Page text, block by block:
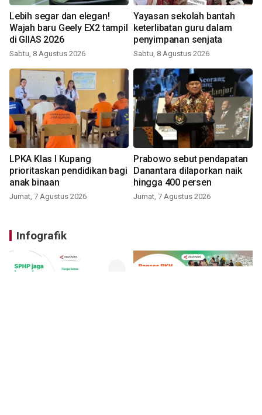
Lebih segar dan elegan!
Wajah baru Geely EX2 tampil
di GIIAS 2026
Sabtu, 8 Agustus 2026
Yayasan sekolah bantah
keterlibatan guru dalam
penyimpanan senjata
Sabtu, 8 Agustus 2026
LPKA Klas I Kupang
prioritaskan pendidikan bagi
anak binaan
Jumat, 7 Agustus 2026
Prabowo sebut pendapatan
Danantara dilaporkan naik
hingga 400 persen
Jumat, 7 Agustus 2026
Infografik